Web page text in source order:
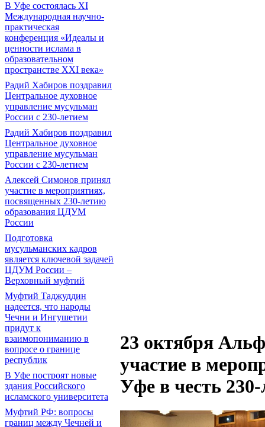
В Уфе состоялась XI
Международная научно-
практическая
конференция «Идеалы и
ценности ислама в
образовательном
пространстве XXI века»
Радий Хабиров поздравил
Центральное духовное
управление мусульман
России с 230-летием
Радий Хабиров поздравил
Центральное духовное
управление мусульман
России с 230-летием
Алексей Симонов принял
участие в мероприятиях,
посвященных 230-летию
образования ЦДУМ
России
Подготовка
мусульманских кадров
является ключевой задачей
ЦДУМ России –
Верховный муфтий
Муфтий Таджуддин
надеется, что народы
Чечни и Ингушетии
придут к
взаимопониманию в
вопросе о границе
республик
В Уфе построят новые
здания Российского
исламского университета
Муфтий РФ: вопросы
границ между Чечней и
23 октября
участие в
Уфе в честь